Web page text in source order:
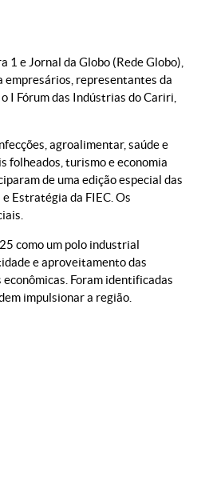
e Jornal da Globo (Rede Globo),
empresários, representantes da
I Fórum das Indústrias do Cariri,
agroalimentar, saúde e
folheados, turismo e economia
de uma edição especial das
Estratégia da FIEC. Os
como um polo industrial
e aproveitamento das
Foram identificadas
impulsionar a região.